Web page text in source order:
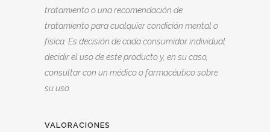
tratamiento o una recomendación de
tratamiento para cualquier condición mental o
física. Es decisión de cada consumidor individual
decidir el uso de este producto y, en su caso,
consultar con un médico o farmacéutico sobre
su uso.
VALORACIONES